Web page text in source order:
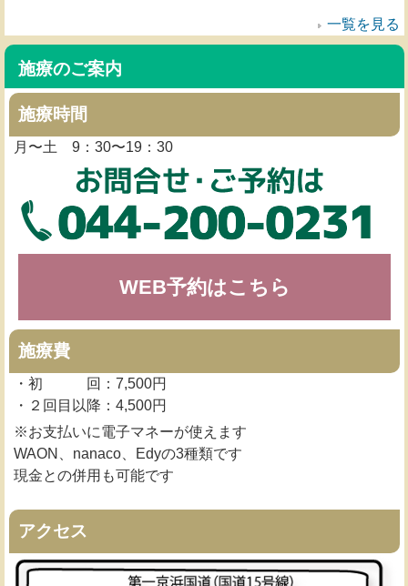
一覧を見る
施療のご案内
施療時間
月〜土 9：30〜19：30
WEB予約はこちら
施療費
・初 回：7,500円
・２回目以降：4,500円
※お支払いに電子マネーが使えます
WAON、nanaco、Edyの3種類です
現金との併用も可能です
アクセス